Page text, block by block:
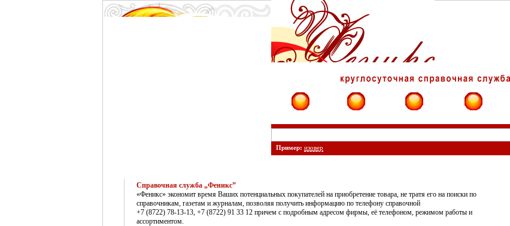
Пример: изовер
Справочная служба „Феникс”
«Феникс» экономит время Ваших потенциальных покупателей на приобретение товара, не тратя его на поиски по
справочникам, газетам и журналам, позволяя получить информацию по телефону справочной
+7 (8722) 78-13-13, +7 (8722) 91 33 12 причем с подробным адресом фирмы, её телефоном, режимом работы и
ассортиментом.